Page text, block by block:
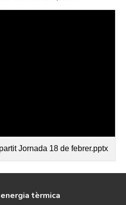
Jornada 18 de febrer.pptx
tèrmica